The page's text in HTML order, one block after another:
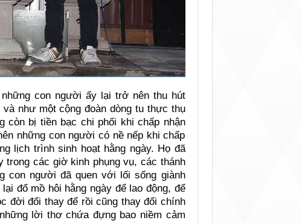
con người ấy lại trở nên thu hút
như một cộng đoàn dòng tu thực thụ
bị tiền bạc chi phối khi chấp nhận
những con người có nề nếp khi chấp
lịch trình sinh hoạt hằng ngày. Họ đã
các giờ kinh phụng vụ, các thánh
con người đã quen với lối sống giành
đổ mồ hôi hằng ngày để lao động, để
đời đổi thay để rồi cũng thay đổi chính
lời thơ chứa đựng bao niềm cảm